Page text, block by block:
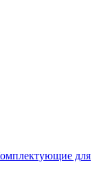
для